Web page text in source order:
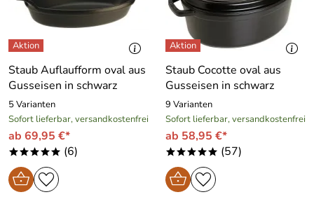
Staub Auflaufform oval aus
Gusseisen in schwarz
5 Varianten
Sofort lieferbar, versandkostenfrei
ab 69,95 €*
***** (6)
Staub Cocotte oval aus
Gusseisen in schwarz
9 Varianten
Sofort lieferbar, versandkostenfrei
ab 58,95 €*
***** (57)